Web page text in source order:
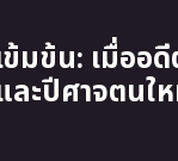
มข้น: เมื่ออ
ะปีศาจตนใ